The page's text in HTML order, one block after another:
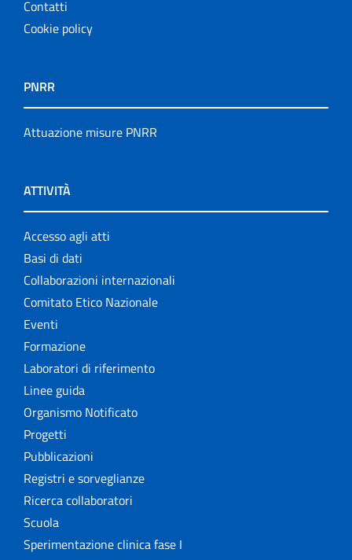
Contatti
Cookie policy
PNRR
Attuazione misure PNRR
ATTIVITÀ
Accesso agli atti
Basi di dati
Collaborazioni internazionali
Comitato Etico Nazionale
Eventi
Formazione
Laboratori di riferimento
Linee guida
Organismo Notificato
Progetti
Pubblicazioni
Registri e sorveglianze
Ricerca collaboratori
Scuola
Sperimentazione clinica fase I